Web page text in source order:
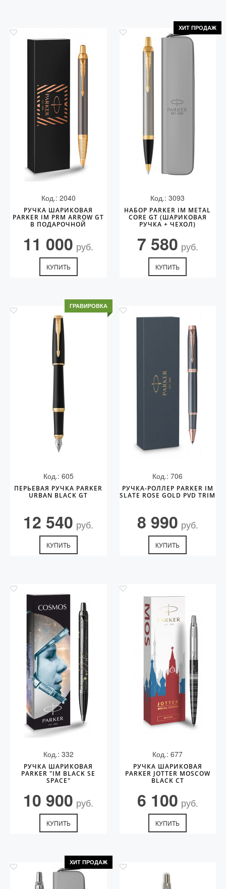
Код.: 2040
РУЧКА ШАРИКОВАЯ
PARKER IM PRM ARROW GT
В ПОДАРОЧНОЙ
BLUE
11 000 руб.
КУПИТЬ
ХИТ ПРОДАЖ
Код.: 3093
НАБОР PARKER IM METAL
CORE GT (ШАРИКОВАЯ
РУЧКА + ЧЕХОЛ)
7 580 руб.
КУПИТЬ
ГРАВИРОВКА
Код.: 605
ПЕРЬЕВАЯ РУЧКА PARKER
URBAN BLACK GT
12 540 руб.
КУПИТЬ
Код.: 706
РУЧКА-РОЛЛЕР PARKER IM
SLATE ROSE GOLD PVD TRIM
8 990 руб.
КУПИТЬ
Код.: 332
РУЧКА ШАРИКОВАЯ
PARKER "IM BLACK SE
SPACE"
10 900 руб.
КУПИТЬ
Код.: 677
РУЧКА ШАРИКОВАЯ
PARKER JOTTER MOSCOW
BLACK CT
6 100 руб.
КУПИТЬ
ХИТ ПРОДАЖ